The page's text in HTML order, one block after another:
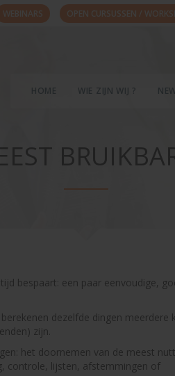
WEBINARS OPEN CURSUSSEN /
HOME WIE ZIJN WIJ ?
bespaart: een paar eenvoudige,
dezelfde dingen meerdere
zijn.
het doornemen van de meest
controle, lijsten, afstemmingen of